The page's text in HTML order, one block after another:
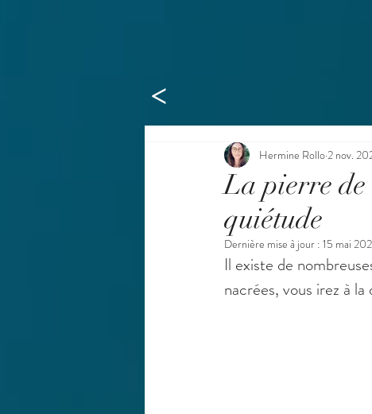
>
La pierre
quiétude
Hermine Rollo 2 nov.
Dernière mise à jour : 15 mai
Il existe de
nacrées, vous irez à